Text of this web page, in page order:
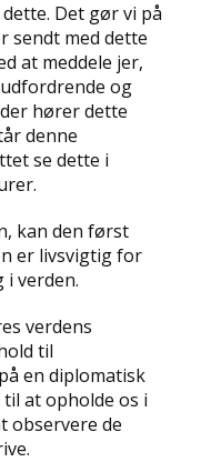
Det gør vi på
sendt med dette
at meddele jer,
og
hører dette
denne
se dette i
kan den først
er livsvigtig for
i verden.
verdens
til
en diplomatisk
til at opholde os i
observere de